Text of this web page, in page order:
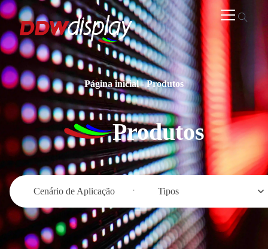
Página inicial-Produtos
Produtos
Cenário de Aplicação Tipos